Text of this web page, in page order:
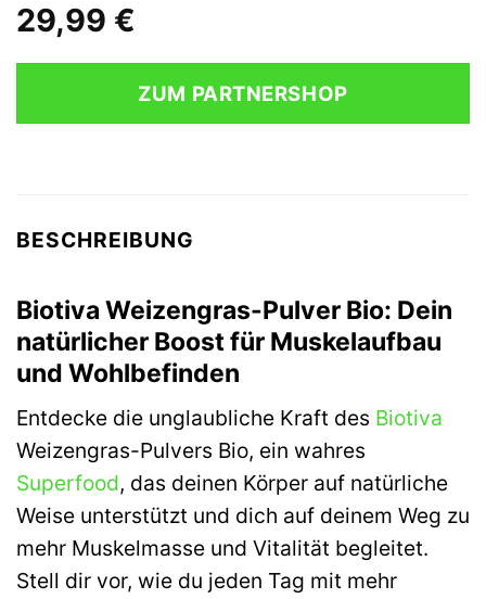
29,99 €
ZUM PARTNERSHOP
BESCHREIBUNG
Biotiva Weizengras-Pulver Bio: Dein
natürlicher Boost für Muskelaufbau
und Wohlbefinden
Entdecke die unglaubliche Kraft des Biotiva
Weizengras-Pulvers Bio, ein wahres
Superfood, das deinen Körper auf natürliche
Weise unterstützt und dich auf deinem Weg zu
mehr Muskelmasse und Vitalität begleitet.
Stell dir vor, wie du jeden Tag mit mehr